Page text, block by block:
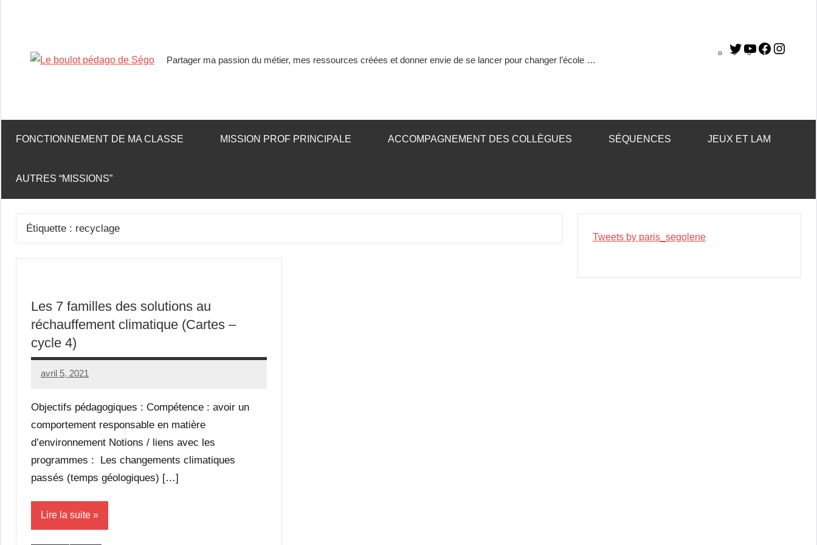
pédago
Ségo
Partager ma passion du métier, mes ressources créées et donner envie de se lancer pour changer l’école …
FONCTIONNEMENT DE MA CLASSE MISSION PROF PRINCIPALE ACCOMPAGNEMENT DES COLLÈGUES SÉQUENCES JEUX ET LAM
AUTRES “MISSIONS”
Étiquette : recyclage
Les 7 familles des solutions au
réchauffement climatique (Cartes –
cycle 4)
avril 5, 2021
Seg0_La_Vraie
2
Objectifs pédagogiques : Compétence : avoir un
comportement responsable en matière
d’environnement Notions / liens avec les
programmes : Les changements climatiques
passés (temps géologiques) […]
Lire la suite
Tweets by paris_segolene